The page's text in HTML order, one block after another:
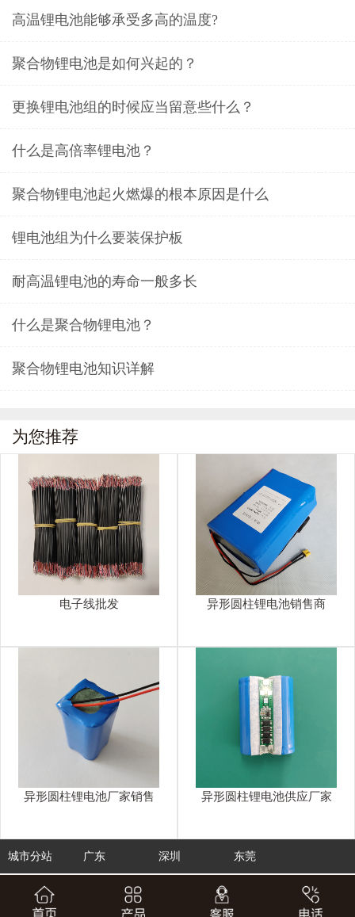
高温锂电池能够承受多高的温度?
聚合物锂电池是如何兴起的？
更换锂电池组的时候应当留意些什么？
什么是高倍率锂电池？
聚合物锂电池起火燃爆的根本原因是什么
锂电池组为什么要装保护板
耐高温锂电池的寿命一般多长
什么是聚合物锂电池？
聚合物锂电池知识详解
为您推荐
电子线批发 异形圆柱锂电池销售商
异形圆柱锂电池厂家销售 异形圆柱锂电池供应厂家
城市分站 广东 深圳 东莞